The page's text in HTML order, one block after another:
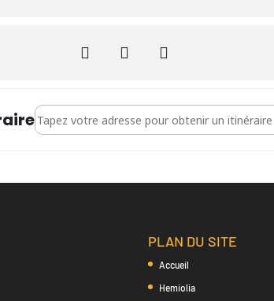
Address - Concerti Brandebourgeois - Versailles
PLAN DU SITE
Accueil
Hemiolia